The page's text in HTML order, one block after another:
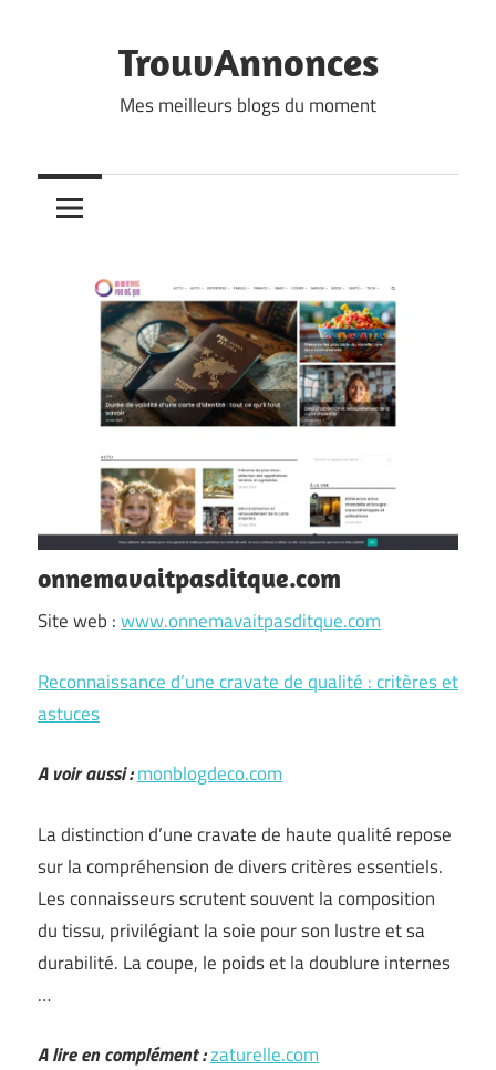
TrouvAnnonces
Mes meilleurs blogs du moment
onnemavaitpasditque.com
Site web :www.onnemavaitpasditque.com
Reconnaissance d’une cravate de qualité : critères et
astuces
A voir aussi :monblogdeco.com
La distinction d’une cravate de haute qualité repose
sur la compréhension de divers critères essentiels.
Les connaisseurs scrutent souvent la composition
du tissu, privilégiant la soie pour son lustre et sa
durabilité. La coupe, le poids et la doublure internes
…
A lire en complément :zaturelle.com